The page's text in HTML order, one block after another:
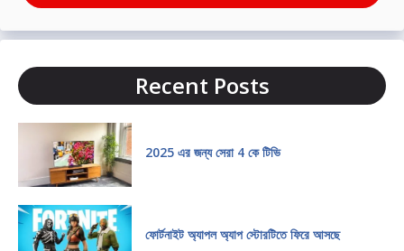
Recent Posts
2025 এর জন্য সেরা 4 কে টিভি
ফোর্টনাইট অ্যাপল অ্যাপ স্টোরটিতে ফিরে আসছে